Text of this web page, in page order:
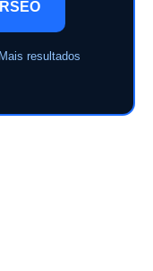
resultados